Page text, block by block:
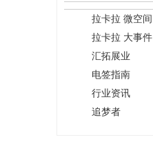
拉卡拉 微空间
拉卡拉 大事件
汇拓展业
电签指南
行业资讯
追梦者